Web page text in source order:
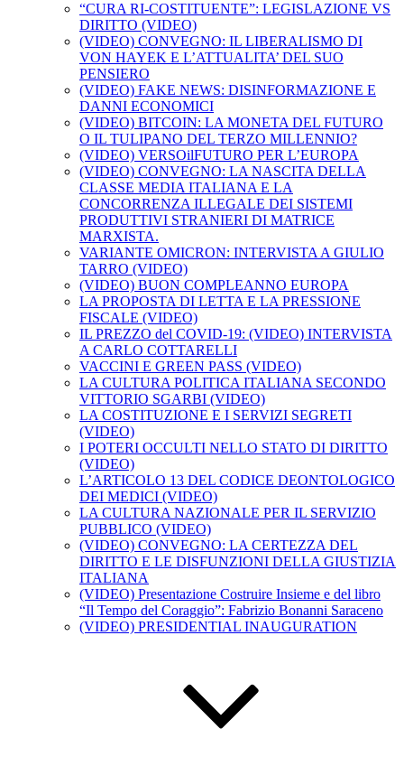
“CURA RI-COSTITUENTE”: LEGISLAZIONE VS
DIRITTO (VIDEO)
(VIDEO) CONVEGNO: IL LIBERALISMO DI
VON HAYEK E L’ATTUALITA’ DEL SUO
PENSIERO
(VIDEO) FAKE NEWS: DISINFORMAZIONE E
DANNI ECONOMICI
(VIDEO) BITCOIN: LA MONETA DEL FUTURO
O IL TULIPANO DEL TERZO MILLENNIO?
(VIDEO) VERSOilFUTURO PER L’EUROPA
(VIDEO) CONVEGNO: LA NASCITA DELLA
CLASSE MEDIA ITALIANA E LA
CONCORRENZA ILLEGALE DEI SISTEMI
PRODUTTIVI STRANIERI DI MATRICE
MARXISTA.
VARIANTE OMICRON: INTERVISTA A GIULIO
TARRO (VIDEO)
(VIDEO) BUON COMPLEANNO EUROPA
LA PROPOSTA DI LETTA E LA PRESSIONE
FISCALE (VIDEO)
IL PREZZO del COVID-19: (VIDEO) INTERVISTA
A CARLO COTTARELLI
VACCINI E GREEN PASS (VIDEO)
LA CULTURA POLITICA ITALIANA SECONDO
VITTORIO SGARBI (VIDEO)
LA COSTITUZIONE E I SERVIZI SEGRETI
(VIDEO)
I POTERI OCCULTI NELLO STATO DI DIRITTO
(VIDEO)
L’ARTICOLO 13 DEL CODICE DEONTOLOGICO
DEI MEDICI (VIDEO)
LA CULTURA NAZIONALE PER IL SERVIZIO
PUBBLICO (VIDEO)
(VIDEO) CONVEGNO: LA CERTEZZA DEL
DIRITTO E LE DISFUNZIONI DELLA GIUSTIZIA
ITALIANA
(VIDEO) Presentazione Costruire Insieme e del libro
“Il Tempo del Coraggio”: Fabrizio Bonanni Saraceno
(VIDEO) PRESIDENTIAL INAUGURATION